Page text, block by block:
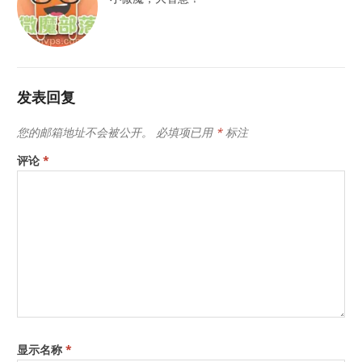
发表回复
您的邮箱地址不会被公开。 必填项已用 *标注
评论*
显示名称*